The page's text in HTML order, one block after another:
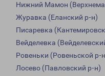
Нижний Мамон
Журавка (Еланский р-н)
Писаревка
Вейделевка
Ровеньки (Ровеньской р-
Лосево (Павловский р-н)